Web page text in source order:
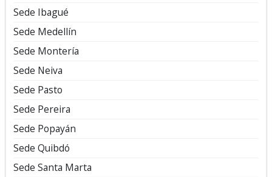
Sede Ibagué
Sede Medellín
Sede Montería
Sede Neiva
Sede Pasto
Sede Pereira
Sede Popayán
Sede Quibdó
Sede Santa Marta